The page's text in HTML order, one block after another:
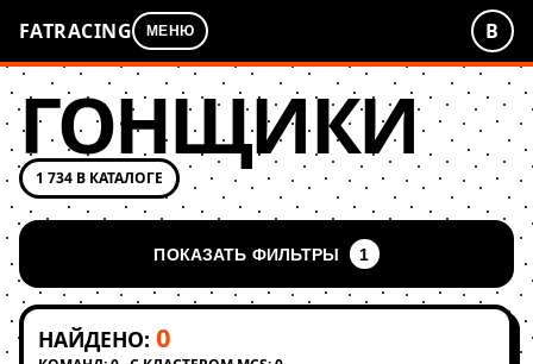
FATRACING МЕНЮ В
ГОНЩИКИ
1 734 В КАТАЛОГЕ
ПОКАЗАТЬ ФИЛЬТРЫ 1
НАЙДЕНО: 0